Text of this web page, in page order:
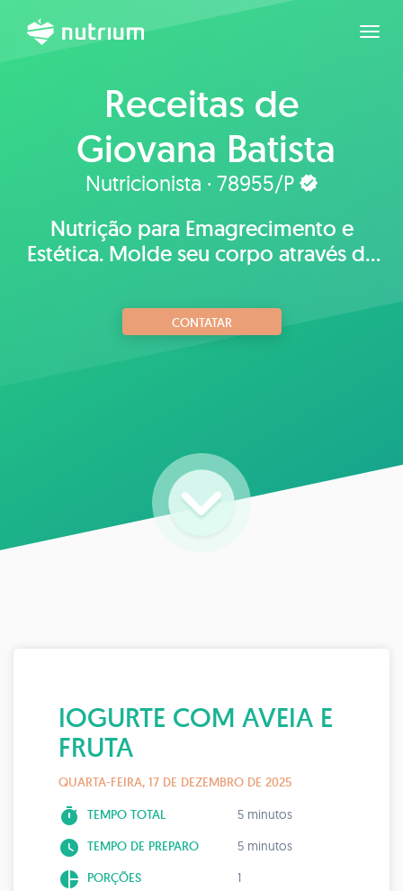
Receitas de
Giovana Batista
Nutricionista · 78955/P
Nutrição para Emagrecimento e
Estética. Molde seu corpo através da
CONTATAR
IOGURTE COM AVEIA E
FRUTA
QUARTA-FEIRA, 17 DE DEZEMBRO DE 2025
timer TEMPO TOTAL 5 minutos
watch_later TEMPO DE PREPARO 5 minutos
pie_chart PORÇÕES 1